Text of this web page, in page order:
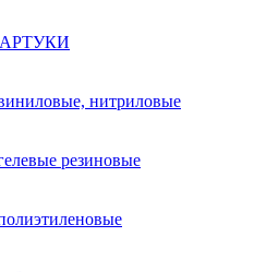
нитриловые
резиновые